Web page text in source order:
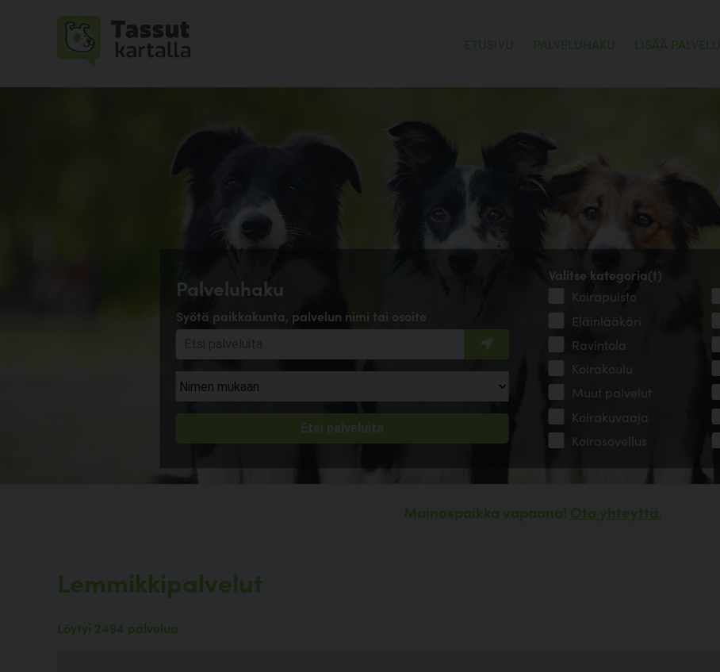
ETUSIVU PALVELUHAKU LISÄÄ PALVELU
Palveluhaku
Syötä paikkakunta, palvelun nimi tai osoite
Valitse kategoria(t)
Koirapuisto
Eläinlääkäri
Ravintola
Koirakoulu
Muut palvelut
Koirakuvaaja
Koirasovellus
Mainospaikka vapaana! Ota yhteyttä.
Lemmikkipalvelut
Löytyi 2494 palvelua